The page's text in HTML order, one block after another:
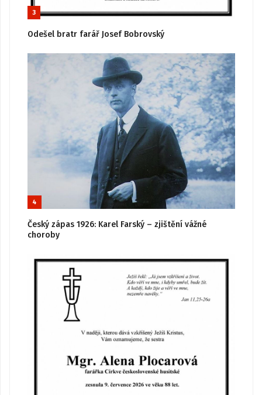
3
Odešel bratr farář Josef Bobrovský
4
Český zápas 1926: Karel Farský – zjištění vážné
choroby